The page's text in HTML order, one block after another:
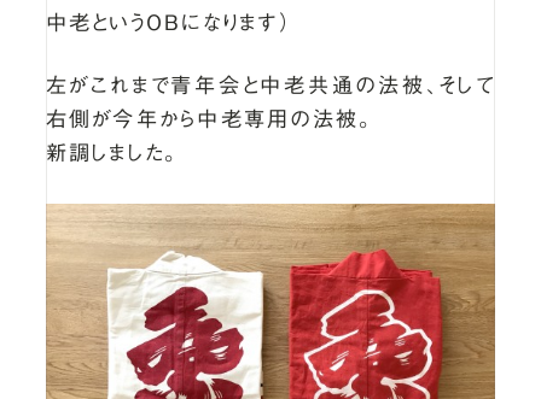
中老というOBになります）
左がこれまで青年会と中老共通の法被、そして
右側が今年から中老専用の法被。
新調しました。